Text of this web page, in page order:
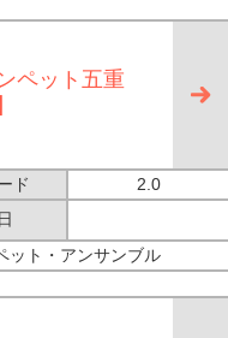
ペット五重
ド
2.0
ット・アンサンブル